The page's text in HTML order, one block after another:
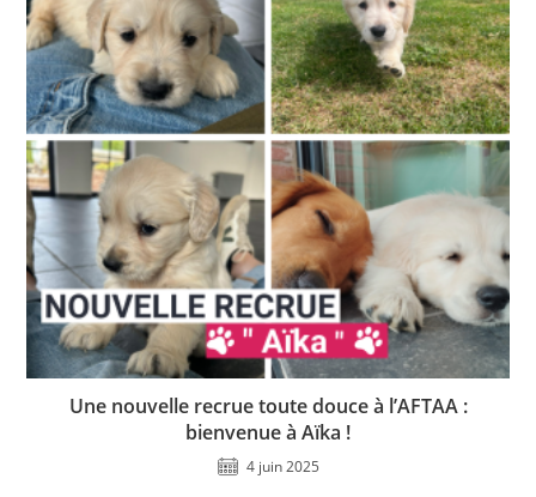
Une nouvelle recrue toute douce à l’AFTAA :
bienvenue à Aïka !
4 juin 2025